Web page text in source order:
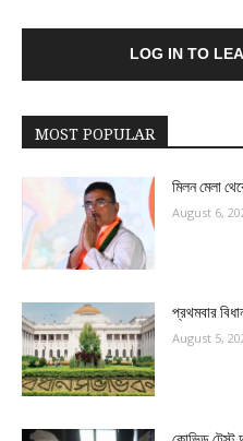
LOG IN TO
MOST POPULAR
মিলন মেলা
August 6,
প্রথমবার
August 5,